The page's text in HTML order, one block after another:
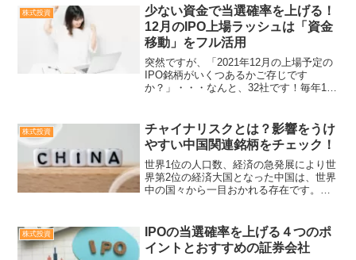
ます。8/19現在、優待クロスできる株式
銘柄中、特に優待内...
株式投資
少ない資金で当選確率を上げる！
12月のIPO上場ラッシュは「資金
移動」をフル活用
突然ですが、「2021年12月の上場予定の
IPO銘柄がいくつあるかご存じです
か？」・・・なんと、32社です！毎年12
れています。それにしても、32社という
のは例年...
株式投資
チャイナリスクとは？影響をうけ
やすい中国関連銘柄をチェック！
世界1位の人口数、経済の急発展により世
界第2位の経済大国となった中国は、世界
中の国々から一目おかれる存在です。し
輸出輸入ともに中国への依存度が高く、
中国で経済封鎖などが...
株式投資
IPOの当選確率を上げる４つのポ
イントとおすすめの証券会社